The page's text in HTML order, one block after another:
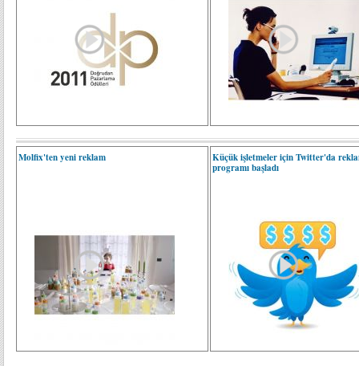
Molfix'ten yeni reklam
Küçük işletmeler için Twitter'da
programı başladı